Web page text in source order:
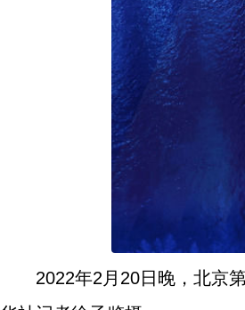
2022年2月20日晚，北京